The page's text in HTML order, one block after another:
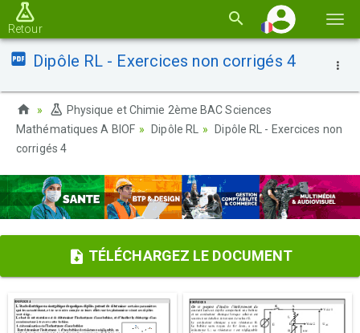
la
Retour
Dipôle RL - Exercices non corrigés 4
Physique et Chimie 2ème BAC Sciences
Mathématiques A BIOF
Dipôle RL
Dipôle RL - Exercices non
corrigés 4
TÉLÉCHARGEZ LE DOCUMENT